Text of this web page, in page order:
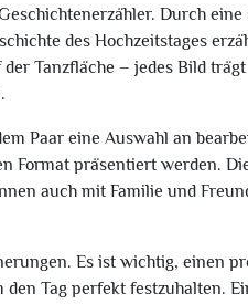
Durch
des Hochzeitstages
Tanzfläche – jedes Bild
Paar eine Auswahl an
Format präsentiert werden.
auch mit Familie und
Es ist wichtig, einen
Tag perfekt festzuhalten.